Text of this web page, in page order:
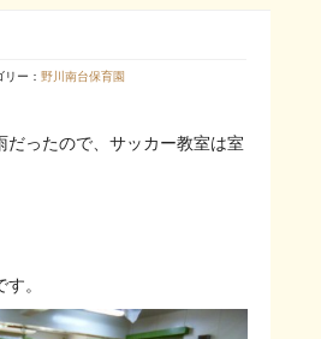
ー： 野川南台保育園
だったので、サッカー教室は室
。